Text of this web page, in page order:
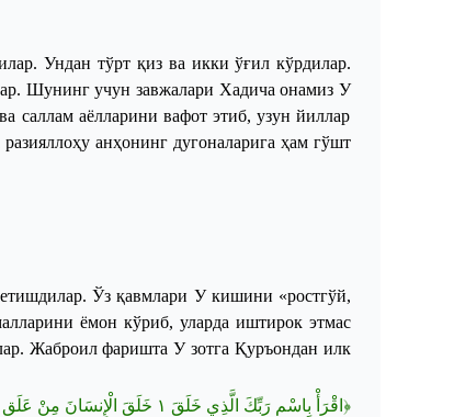
Ундан тўрт қиз ва икки ўғил кўрдилар.
Шунинг учун завжалари Хадича онамизУ
саллам аёлларини вафот этиб, узун йиллар
анҳонинг дугоналарига ҳам гўшт
Ўз қавмлари Укишини «ростгўй,
ёмон кўриб, уларда иштирок этмас
Жаброил фариштаУзотга Қуръондан илк
﴿اقْرَأْ بِاسْمِ رَبِّكَ الَّذِي خَلَقَ ١ خَلَقَ الْإِنسَانَ مِنْ عَلَقٍ